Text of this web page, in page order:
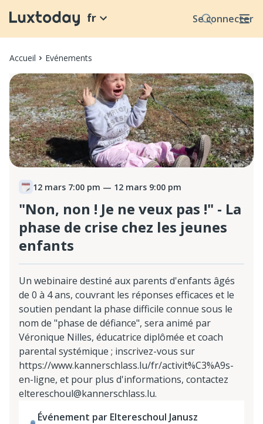
Se connecter
fr
Accueil Evénements
12 mars 7:00 pm — 12 mars 9:00 pm
"Non, non ! Je ne veux pas !" - La
phase de crise chez les jeunes
enfants
Un webinaire destiné aux parents d'enfants âgés
de 0 à 4 ans, couvrant les réponses efficaces et le
soutien pendant la phase difficile connue sous le
nom de "phase de défiance", sera animé par
Véronique Nilles, éducatrice diplômée et coach
parental systémique ; inscrivez-vous sur
https://www.kannerschlass.lu/fr/activit%C3%A9s-
en-ligne, et pour plus d'informations, contactez
eltereschoul@kannerschlass.lu.
Événement par Eltereschoul Janusz